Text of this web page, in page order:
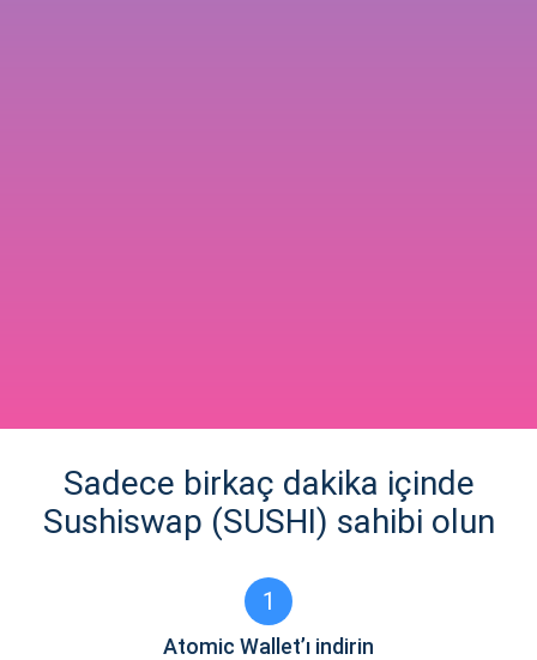
Sadece birkaç dakika içinde
Sushiswap (SUSHI) sahibi olun
1
Atomic Wallet’ı indirin